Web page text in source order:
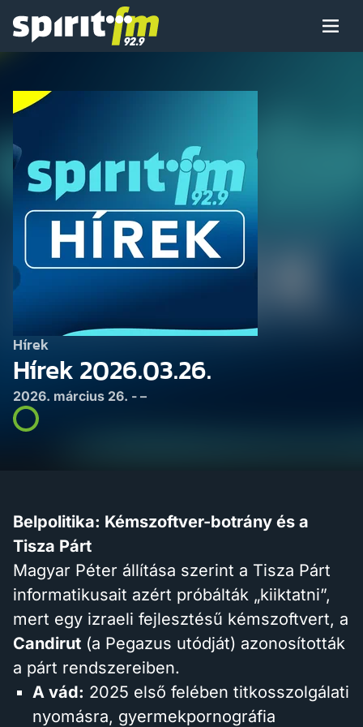
Spirit
Menü
Arcaink
Műsor
Hírek
Hírek
Hírek 2026.03.26.
2026. március 26. - –
Belpolitika: Kémszoftver-botrány és a
Tisza Párt
Magyar Péter állítása szerint a Tisza Párt
informatikusait azért próbálták „kiiktatni”,
mert egy izraeli fejlesztésű kémszoftvert, a
Candirut (a Pegazus utódját) azonosították
a párt rendszereiben.
A vád: 2025 első felében titkosszolgálati
nyomásra, gyermekpornográfia